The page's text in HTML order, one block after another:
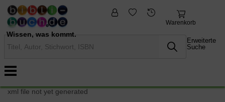
Wissen, was kommt.
Warenkorb
Erweiterte
Suche
fremdsprachige
Bücher
xml file not yet generated